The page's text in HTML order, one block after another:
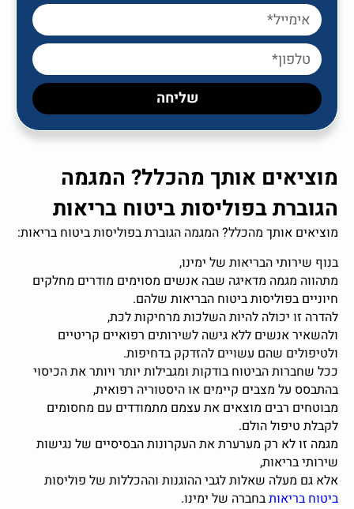
אותך מהכלל? המגמה
בפוליסות ביטוח בריאות
אותך מהכלל? המגמה הגוברת בפוליסות ביטוח בריאות:
הבריאות של ימינו,
מדאיגה שבה אנשים מסוימים מודרים מחלקים
בפוליסות ביטוח הבריאות שלהם.
יכולה להיות השלכות מרחיקות לכת,
אנשים ללא גישה לשירותים רפואיים קריטיים
שהם עשויים להזדקק בדחיפות.
הביטוח בודקות ומגבילות יותר ויותר את הכיסוי
מצבים קיימים או היסטוריה רפואית,
רבים מוצאים את עצמם מתמודדים עם מחסומים
הולם.
רק מערערת את העקרונות הבסיסיים של נגישות
שאלות לגבי ההוגנות וההכללות של פוליסות
בחברה של ימינו.